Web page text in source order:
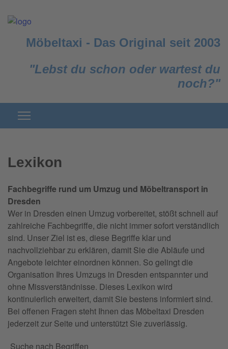
Möbeltaxi - Das Original seit 2003
"Lebst du schon oder wartest du
noch?"
Lexikon
Fachbegriffe rund um Umzug und Möbeltransport in
Dresden
Wer in Dresden einen Umzug vorbereitet, stößt schnell auf
zahlreiche Fachbegriffe, die nicht immer sofort verständlich
sind. Unser Ziel ist es, diese Begriffe klar und
nachvollziehbar zu erklären, damit Sie die Abläufe und
Angebote leichter einordnen können. So gelingt die
Organisation Ihres Umzugs in Dresden entspannter und
ohne Missverständnisse. Dieses Lexikon wird
kontinuierlich erweitert, damit Sie bestens informiert sind.
Bei offenen Fragen steht Ihnen das Möbeltaxi Dresden
jederzeit zur Seite und unterstützt Sie zuverlässig.
Suche nach Begriffen